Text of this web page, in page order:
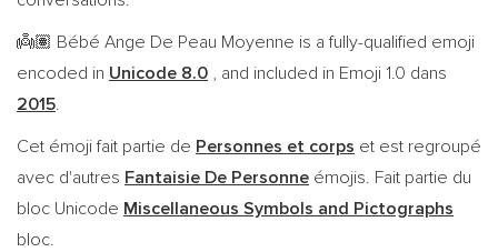
👼🏽 Bébé Ange De Peau Moyenne is a fully-qualified emoji
encoded in Unicode 8.0 , and included in Emoji 1.0 dans
2015.
Cet émoji fait partie de Personnes et corps et est regroupé
avec d'autres Fantaisie De Personne émojis. Fait partie du
bloc Unicode Miscellaneous Symbols and Pictographs
bloc.